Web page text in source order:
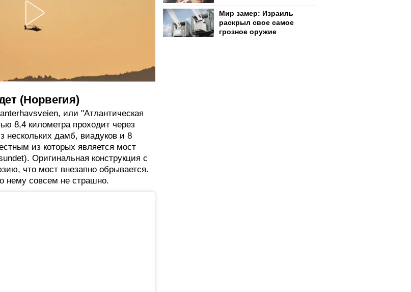
(Норвегия)
или "Атлантическая
8,4 километра проходит через
нескольких дамб, виадуков и 8
из которых является мост
Оригинальная конструкция с
что мост внезапно обрывается.
нему совсем не страшно.